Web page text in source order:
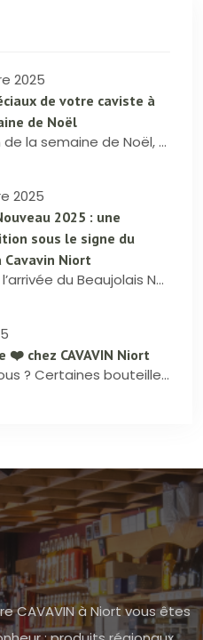
2025
de votre caviste à
de Noël
À l’occasion de la semaine de Noël, CAVAVIN Niort adapte ses horaires afin de mieux vous accueillir pendant cette période festive.
2025
2025 : une
sous le signe du
Niort
Depuis 1951, l’arrivée du Beaujolais Nouveau est un rendez-vous incontournable, et cette année encore, il a été accueilli avec le sourire et la convivialité à la Cavavin Niort. Nous avons partagé avec vous une très belle journée placée sous le signe de la découverte, de la bonne humeur et du plaisir de déguster.
❤️ chez CAVAVIN Niort
Le saviez-vous ? Certaines bouteilles partent (presque) plus vite qu’elles n’arrivent ! Nous avons compilé pour vous les 5 références les plus vendues ces dernières semaines à la cave : celles que vous avez préférées, recommandées, offertes… et redemandées.
CAVAVIN à Niort vous êtes